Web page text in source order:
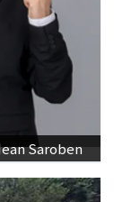
Saroben